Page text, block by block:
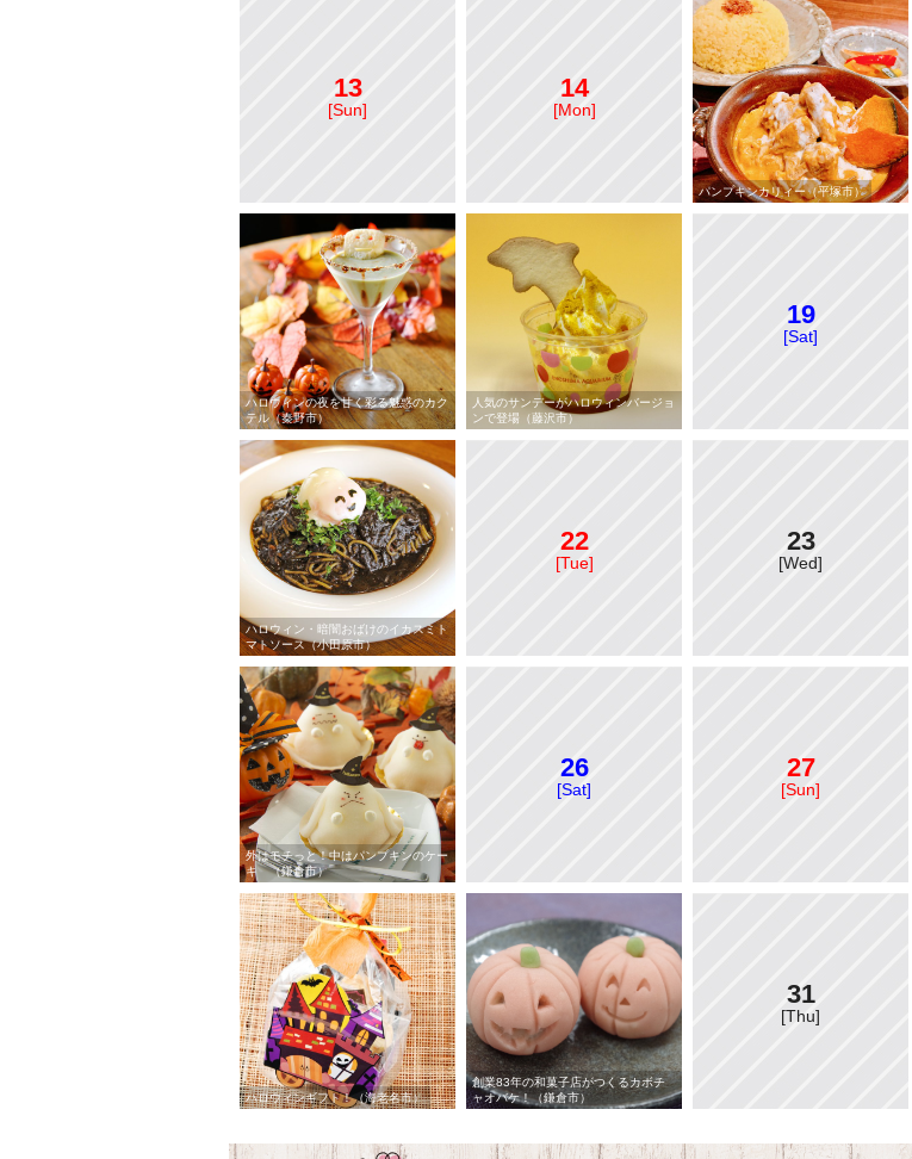
13
[Sun]
14
[Mon]
パンプキンカリィー（平塚市）
ハロウィンの夜を甘く彩る魅惑のカク
テル（秦野市）
人気のサンデーがハロウィンバージョ
ンで登場（藤沢市）
19
[Sat]
ハロウィン・暗闇おばけのイカスミト
マトソース（小田原市）
22
[Tue]
23
[Wed]
外はモチっと！中はパンプキンのケー
キ （鎌倉市）
26
[Sat]
27
[Sun]
ハロウィンギフト！（海老名市）
創業83年の和菓子店がつくるカボチ
ャオバケ！（鎌倉市）
31
[Thu]